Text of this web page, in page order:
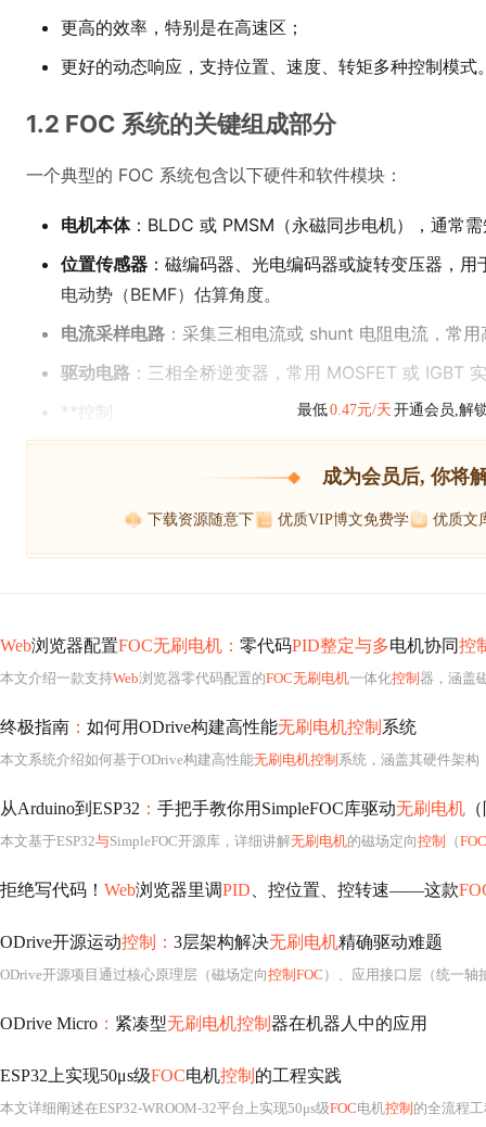
更高的效率，特别是在高速区；
更好的动态响应，支持位置、速度、转矩多种控制模式
1.2 FOC 系统的关键组成部分
一个典型的 FOC 系统包含以下硬件和软件模块：
电机本体：BLDC 或 PMSM（永磁同步电机），通常
位置传感器 ：磁编码器、光电编码器或旋转变压器，
电动势（BEMF）估算角度。
电流采样电路 ：采集三相电流或 shunt 电阻电流，常
驱动电路 ：三相全桥逆变器，常用 MOSFET 或 IGBT
**控制
最低0.47元/天 开通会员,解
成为会员后, 你将
下载资源随意下 优质VIP博文免费学 优质文
Web浏览器配置FOC无刷电机： 零代码PID整定与多电机协同控
本文介绍一款支持Web浏览器零代码配置的FOC无刷电机一体化控制 器，涵盖
终极指南 ： 如何用ODrive构建高性能无刷电机控制 系统
本文系统介绍如何基于ODrive构建高性能无刷电机控制 系统，涵盖其硬件架构
从Arduino到ESP32 ： 手把手教你用SimpleFOC库驱动无刷电机
本文基于ESP32与SimpleFOC开源库，详细讲解无刷电机的磁场定向控制 （FOC
拒绝写代码！ Web浏览器里调PID 、控位置、控转速——这款
ODrive开源运动控制： 3层架构解决无刷电机精确驱动难题
ODrive开源项目通过核心原理层（磁场定向控制FOC ）、应用接口层（统一轴
ODrive Micro ： 紧凑型无刷电机控制 器在机器人中的应用
ESP32上实现50μs级FOC电机控制 的工程实践
本文详细阐述在ESP32-WROOM-32平台上实现50μs级FOC电机控制 的全流程工程实